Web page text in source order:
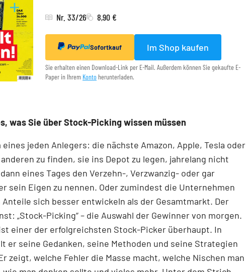
Nr. 33/26 8,90 €
Sofortkauf Im Shop kaufen
Sie erhalten einen Download-Link per E-Mail. Außerdem können Sie gekaufte E-
Paper in Ihrem Konto herunterladen.
was Sie über Stock-Picking wissen müssen
eines jeden Anlegers: die nächste Amazon, Apple, Tesla oder
zu finden, sie ins Depot zu legen, jahrelang nicht
eines Tages den Verzehn-, Verzwanzig- oder gar
sein Eigen zu nennen. Oder zumindest die Unternehmen
sich besser entwickeln als der Gesamtmarkt. Der
„Stock-Picking“ – die Auswahl der Gewinner von morgen.
einer der erfolgreichsten Stock-Picker überhaupt. In
er seine Gedanken, seine Methoden und seine Strategien
zeigt, welche Fehler die Masse macht, welche Nischen man